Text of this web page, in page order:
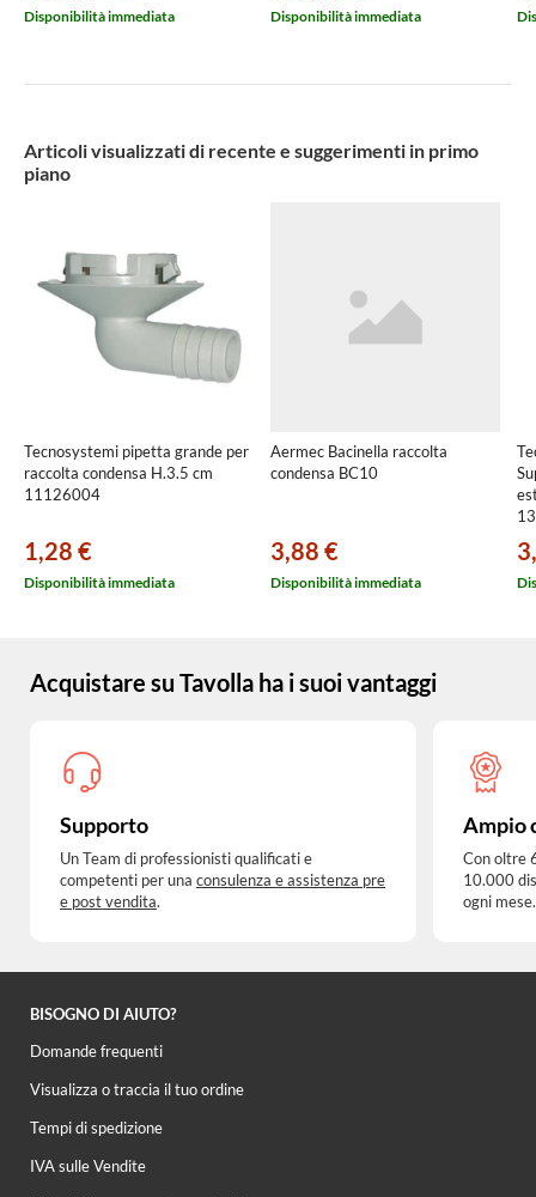
Disponibilità immediata Disponibilità immediata
Articoli visualizzati di recente e suggerimenti in primo
piano
Tecnosystemi pipetta grande per
raccolta condensa H.3.5 cm
11126004
1,28 €
Disponibilità immediata
Aermec Bacinella raccolta
condensa BC10
3,88 €
Disponibilità immediata
Acquistare su Tavolla ha i suoi vantaggi
Supporto
Un Team di professionisti qualificati e
competenti per una consulenza e assistenza pre
e post vendita.
Ampio
Con oltre
10.000
ogni mese.
BISOGNO DI AIUTO?
Domande frequenti
Visualizza o traccia il tuo ordine
Tempi di spedizione
IVA sulle Vendite